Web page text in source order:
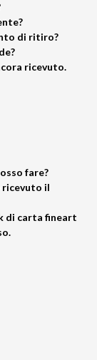
di ritiro?
ricevuto.
fare?
ricevuto il
di carta fineart